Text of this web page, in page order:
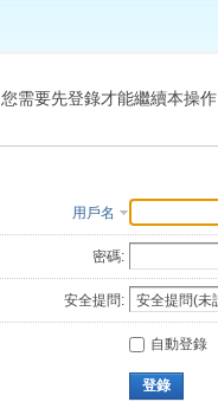
索
您需要先登錄才能繼續本操作
用戶名
密碼:
安全提問:
自動登錄
登錄